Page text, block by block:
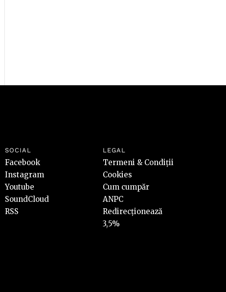
SOCIAL
Facebook
Instagram
Youtube
SoundCloud
RSS
LEGAL
Termeni & Condiții
Cookies
Cum cumpăr
ANPC
Redirecționează
3,5%